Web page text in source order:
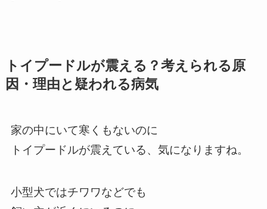
トイプードルが震える？考えられる原
因・理由と疑われる病気
家の中にいて寒くもないのに
トイプードルが震えている、気になりますね。
小型犬ではチワワなどでも